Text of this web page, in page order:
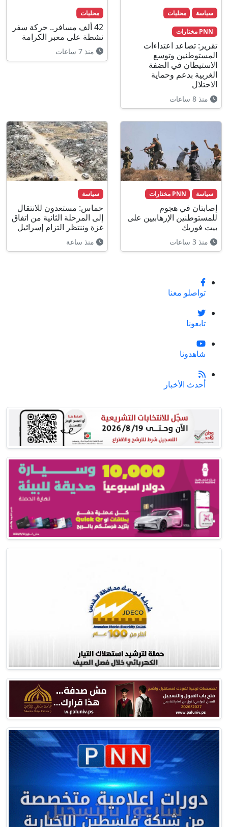
سياسة محليات
PNN مختارات
تقرير: تصاعد اعتداءات
المستوطنين وتوسع
الاستيطان في الضفة
الغربية بدعم وحماية
الاحتلال
منذ 8 ساعات
محليات
42 ألف مسافر.. حركة سفر
نشطة على معبر الكرامة
منذ 7 ساعات
سياسة PNN مختارات
إصابتان في هجوم
للمستوطنين الإرهابيين على
بيت فوريك
منذ 3 ساعات
سياسة
حماس: مستعدون للانتقال
إلى المرحلة الثانية من اتفاق
غزة وننتظر التزام إسرائيل
منذ ساعة
تواصلو معنا
تابعونا
شاهدونا
أحدث الأخبار